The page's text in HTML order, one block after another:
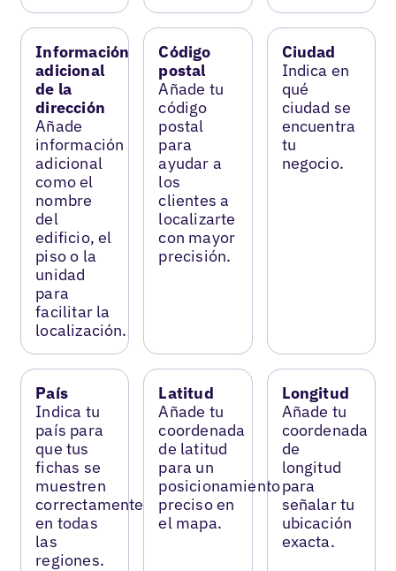
Información
adicional
de la
dirección
Añade
información
adicional
como el
nombre
del
edificio, el
piso o la
unidad
para
facilitar la
localización.
Código
postal
Añade tu
código
postal
para
ayudar a
los
clientes a
localizarte
con mayor
precisión.
Ciudad
Indica en
qué
ciudad se
encuentra
tu
negocio.
País
Indica tu
país para
que tus
fichas se
muestren
correctamente
en todas
las
regiones.
Latitud
Añade tu
coordenada
de latitud
para un
posicionamiento
preciso en
el mapa.
Longitud
Añade tu
coordenada
de
longitud
para
señalar tu
ubicación
exacta.